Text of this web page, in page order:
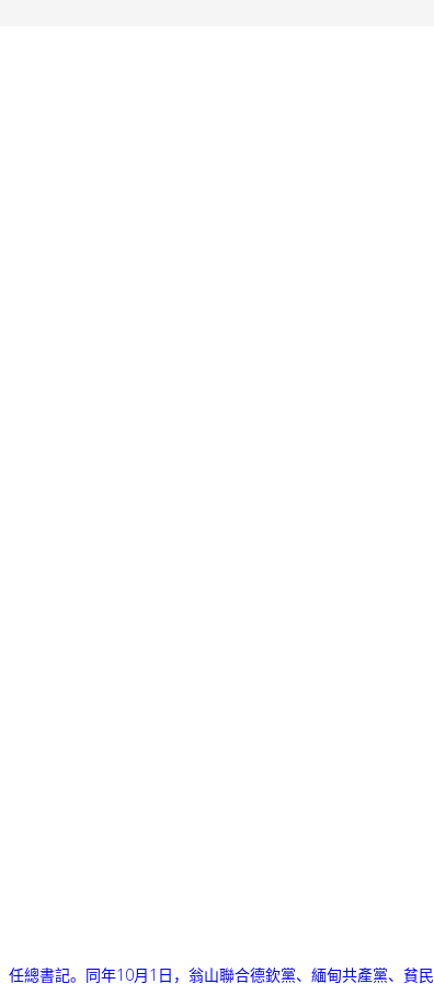
總書記。同年10月1日，翁山聯合德欽黨、緬甸共產黨、貧民